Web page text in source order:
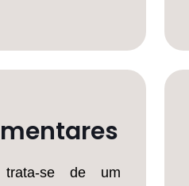
trata-se de um